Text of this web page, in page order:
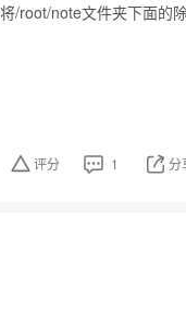
/root/note文件夹下面的
评分 1 分